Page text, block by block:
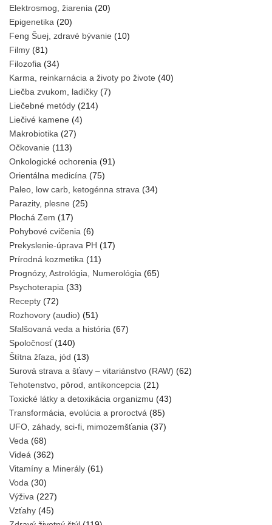
Elektrosmog, žiarenia (20)
Epigenetika (20)
Feng Šuej, zdravé bývanie (10)
Filmy (81)
Filozofia (34)
Karma, reinkarnácia a životy po živote (40)
Liečba zvukom, ladičky (7)
Liečebné metódy (214)
Liečivé kamene (4)
Makrobiotika (27)
Očkovanie (113)
Onkologické ochorenia (91)
Orientálna medicína (75)
Paleo, low carb, ketogénna strava (34)
Parazity, plesne (25)
Plochá Zem (17)
Pohybové cvičenia (6)
Prekyslenie-úprava PH (17)
Prírodná kozmetika (11)
Prognózy, Astrológia, Numerológia (65)
Psychoterapia (33)
Recepty (72)
Rozhovory (audio) (51)
Sfalšovaná veda a história (67)
Spoločnosť(140)
Štítna žľaza, jód (13)
Surová strava a šťavy – vitariánstvo (RAW) (62)
Tehotenstvo, pôrod, antikoncepcia (21)
Toxické látky a detoxikácia organizmu (43)
Transformácia, evolúcia a proroctvá (85)
UFO, záhady, sci-fi, mimozemšťania (37)
Veda (68)
Videá (362)
Vitamíny a Minerály (61)
Voda (30)
Výživa (227)
Vzťahy (45)